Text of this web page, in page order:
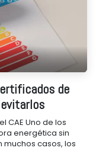
de
CAE Uno de los
energética sin
muchos casos, los